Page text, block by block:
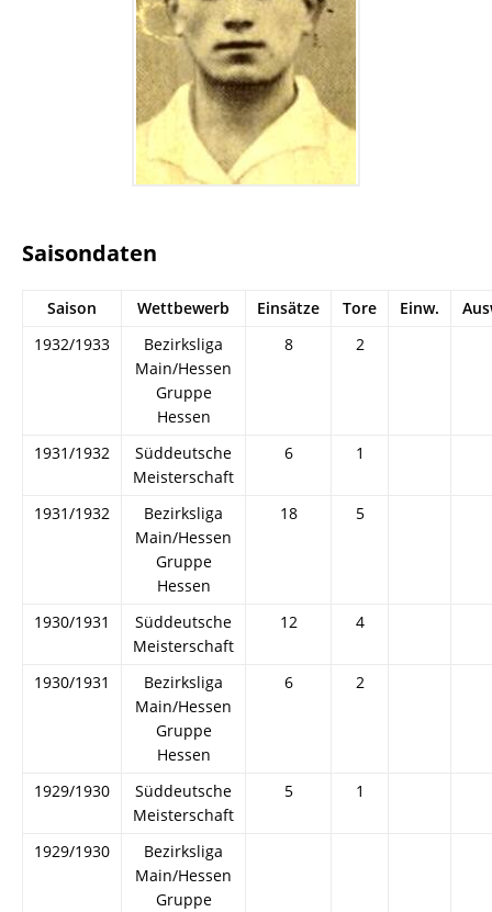
Saisondaten
Saison Wettbewerb Einsätze Tore Einw.
1932/1933
Bezirksliga
Main/Hessen
Gruppe
Hessen
8 2
1931/1932
Süddeutsche
Meisterschaft
6 1
1931/1932
Bezirksliga
Main/Hessen
Gruppe
Hessen
18 5
1930/1931
Süddeutsche
Meisterschaft
12 4
1930/1931
Bezirksliga
Main/Hessen
Gruppe
Hessen
6 2
1929/1930
Süddeutsche
Meisterschaft
5 1
1929/1930
Bezirksliga
Main/Hessen
Gruppe